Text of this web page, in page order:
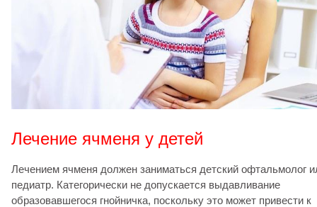
Лечение ячменя у детей
Лечением ячменя должен заниматься детский офтальмолог
педиатр. Категорически не допускается выдавливание
образовавшегося гнойничка, поскольку это может привести к